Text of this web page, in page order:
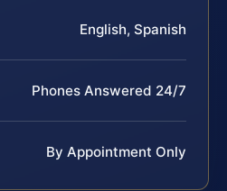
English, Spanish
Phones Answered 24/7
By Appointment Only